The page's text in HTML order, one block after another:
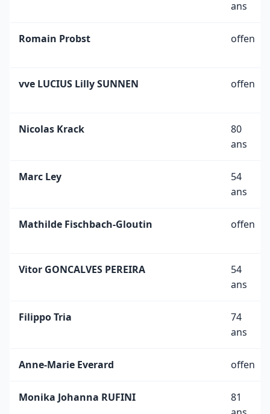
ans
Romain Probst offen
vve LUCIUS Lilly SUNNEN offen
Nicolas Krack
80
ans
Marc Ley
54
ans
Mathilde Fischbach-Gloutin offen
Vitor GONCALVES PEREIRA
54
ans
Filippo Tria
74
ans
Anne-Marie Everard offen
Monika Johanna RUFINI
81